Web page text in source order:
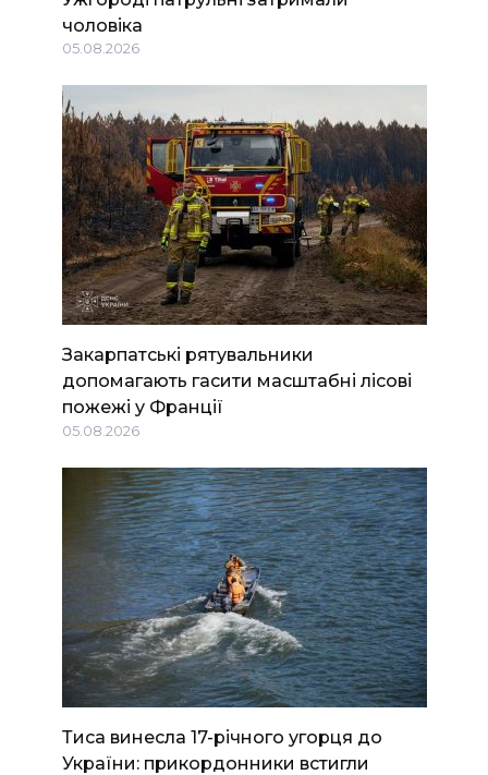
чоловіка
05.08.2026
Закарпатські рятувальники
допомагають гасити масштабні лісові
пожежі у Франції
05.08.2026
Тиса винесла 17-річного угорця до
України: прикордонники встигли